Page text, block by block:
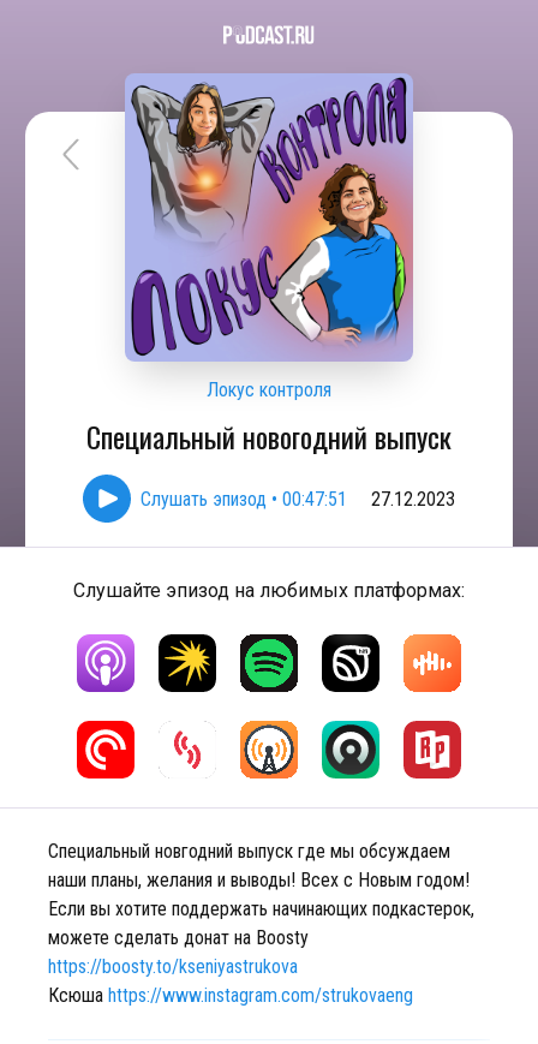
Локус контроля
Специальный новогодний выпуск
Слушать эпизод • 00:47:51 27.12.2023
Слушайте эпизод на любимых платформах:
Специальный новгодний выпуск где мы обсуждаем
наши планы, желания и выводы! Всех с Новым годом!
Если вы хотите поддержать начинающих подкастерок,
можете сделать донат на Boosty
https://boosty.to/kseniyastrukova
Ксюша https://www.instagram.com/strukovaeng